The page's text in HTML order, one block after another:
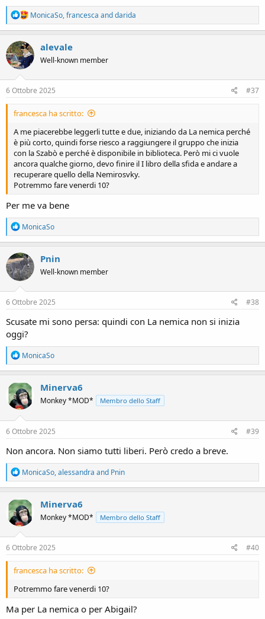
R
e
a
t
i
n
s
MonicaSo,francesca anddarida
alevale
Well-known member
6 Ottobre 2025 #37
francesca ha scritto:
A me piacerebbe leggerli tutte e due, iniziando da La nemica perché
è più corto, quindi forse riesco a raggiungere il gruppo che inizia
con la Szabò e perché è disponibile in biblioteca. Però mi ci vuole
ancora qualche giorno, devo finire il I libro della sfida e andare a
recuperare quello della Nemirosvky.
Potremmo fare venerdi 10?
Per me va bene
R
e
a
c
t
i
o
n
s
MonicaSo
Pnin
Well-known member
6 Ottobre 2025 #38
Scusate mi sono persa: quindi con La nemica non si inizia
oggi?
R
e
a
c
t
i
o
n
s
MonicaSo
Minerva6
Monkey *MOD* Membro dello Staff
6 Ottobre 2025 #39
Non ancora. Non siamo tutti liberi. Però credo a breve.
R
e
a
c
t
i
o
n
s
MonicaSo,alessandra and Pnin
Minerva6
Monkey *MOD* Membro dello Staff
6 Ottobre 2025 #40
francesca ha scritto:
Potremmo fare venerdi 10?
Ma per La nemica o per Abigail?